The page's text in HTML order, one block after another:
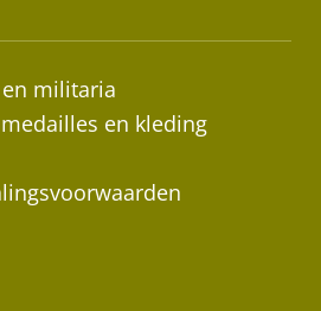
militaria
en kleding